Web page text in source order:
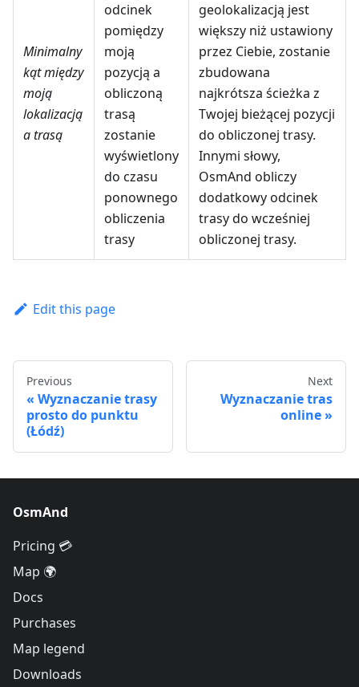
Minimalny
kąt między
moją
lokalizacją
a trasą
odcinek
pomiędzy
moją
pozycją a
obliczoną
trasą
zostanie
wyświetlony
do czasu
ponownego
obliczenia
trasy
geolokalizacją jest
większy niż ustawiony
przez Ciebie, zostanie
zbudowana
najkrótsza ścieżka z
Twojej bieżącej pozycji
do obliczonej trasy.
Innymi słowy,
OsmAnd obliczy
dodatkowy odcinek
trasy do wcześniej
obliczonej trasy.
Edit this page
Previous
Wyznaczanie trasy
prosto do punktu
(Łódź)
Next
Wyznaczanie tras
online
OsmAnd
Pricing 💳
Map 🌍
Docs
Purchases
Map legend
Downloads